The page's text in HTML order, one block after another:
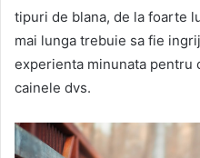
tipuri de blana, de la foarte
mai lunga trebuie sa fie
experienta minunata pentru
cainele dvs.